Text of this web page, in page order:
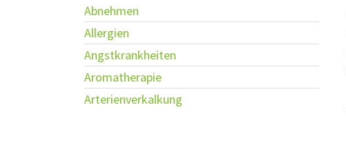
Abnehmen
Allergien
Angstkrankheiten
Aromatherapie
Arterienverkalkung